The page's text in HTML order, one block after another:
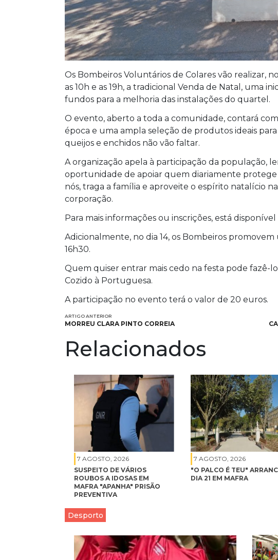
Os Bombeiros Voluntários de Colares vão realizar,
as 10h e as 19h, a tradicional Venda de Natal, uma
fundos para a melhoria das instalações do quartel.
O evento, aberto a toda a comunidade, contará
época e uma ampla seleção de produtos ideais
queijos e enchidos não vão faltar.
A organização apela à participação da população,
oportunidade de apoiar quem diariamente protege
nós, traga a família e aproveite o espírito natalício
corporação.
Para mais informações ou inscrições, está
Adicionalmente, no dia 14, os Bombeiros
16h30.
Quem quiser entrar mais cedo na festa pode fazê-
Cozido à Portuguesa.
A participação no evento terá o valor de 20 euros.
ARTIGO ANTERIOR
MORREU CLARA PINTO CORREIA
Relacionados
7 AGOSTO, 2026
SUSPEITO DE VÁRIOS
ROUBOS A IDOSAS EM
MAFRA "APANHA" PRISÃO
PREVENTIVA
7 AGOSTO, 2026
"O PALCO É TEU"
DIA 21 EM MAFRA
Desporto